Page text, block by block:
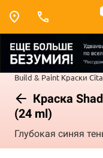
Build & Paint Краски
Краска
(24 ml)
Глубокая синяя